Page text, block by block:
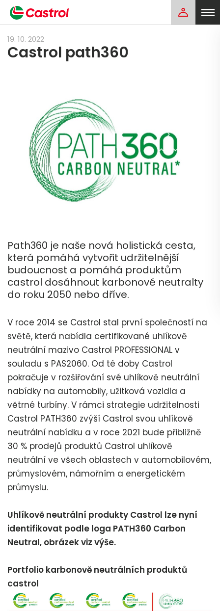
19. 10. 2022
Castrol path360
Path360 je naše nová holistická cesta,
která pomáhá vytvořit udržitelnější
budoucnost a pomáhá produktům
castrol dosáhnout karbonové neutralty
do roku 2050 nebo dříve.
V roce 2014 se Castrol stal první společností na
světě, která nabídla certifikované uhlíkově
neutrální mazivo Castrol PROFESSIONAL v
souladu s PAS2060. Od té doby Castrol
pokračuje v rozšiřování své uhlíkově neutrální
nabídky na automobily, užitková vozidla a
větrné turbíny. V rámci strategie udržitelnosti
Castrol PATH360 zvýší Castrol svou uhlíkově
neutrální nabídku a v roce 2021 bude přibližně
30 % prodejů produktů Castrol uhlíkově
neutrální ve všech oblastech v automobilovém,
průmyslovém, námořním a energetickém
průmyslu.
Uhlíkově neutrální produkty Castrol lze nyní
identifikovat podle loga PATH360 Carbon
Neutral, obrázek viz výše.
Portfolio karbonově neutrálních produktů
castrol